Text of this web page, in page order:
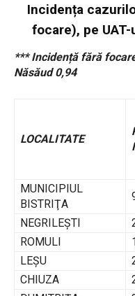
Incidența
focare), pe
*** Incidență fără
Năsăud 0,94
LOCALITATE
MUNICIPIUL
BISTRIŢA
NEGRILEŞTI
ROMULI
LEŞU
CHIUZA